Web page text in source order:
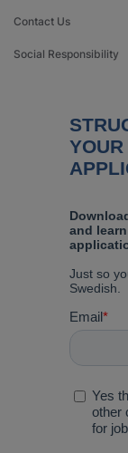
Contact Us
Social Responsibility